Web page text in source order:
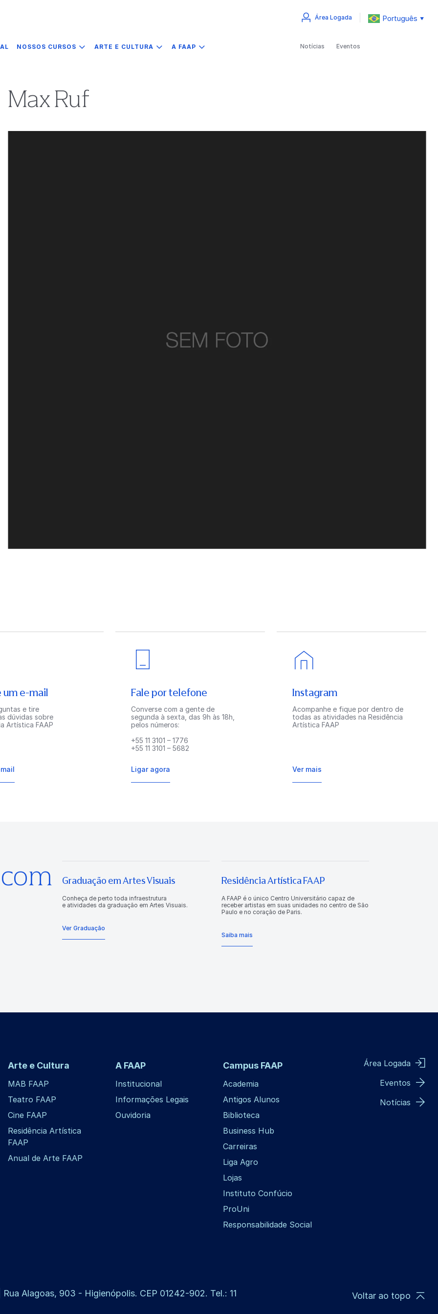
NOSSOS CURSOS ARTE E CULTURA A FAAP
Área Logada Português ▼
Notícias Eventos
Max Ruf
um e-mail
e tire
dúvidas sobre
Artística FAAP
Fale por telefone
Converse com a gente de
segunda à sexta, das 9h às 18h,
pelos números:
+55 11 3101 – 1776
+55 11 3101 – 5682
Ligar agora
Instagram
Acompanhe e fique por dentro de
todas as atividades na Residência
Artística FAAP
Ver mais
Graduação em Artes Visuais
Conheça de perto toda infraestrutura
e atividades da graduação em Artes Visuais.
Ver Graduação
Residência Artística FAAP
A FAAP é o único Centro Universitário capaz de
receber artistas em suas unidades no centro de São
Paulo e no coração de Paris.
Saiba mais
Arte e Cultura
MAB FAAP
Teatro FAAP
Cine FAAP
Residência Artística
FAAP
Anual de Arte FAAP
A FAAP
Institucional
Informações Legais
Ouvidoria
Campus FAAP
Academia
Antigos Alunos
Biblioteca
Business Hub
Carreiras
Liga Agro
Lojas
Instituto Confúcio
ProUni
Responsabilidade Social
Área Logada
Eventos
Notícias
Rua Alagoas, 903 - Higienópolis. CEP 01242-902. Tel.: 11
Voltar ao topo